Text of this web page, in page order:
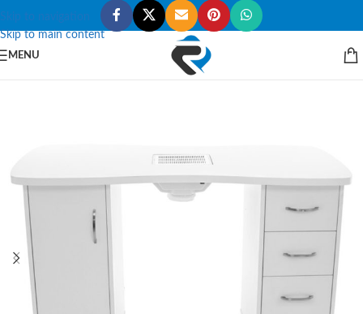
Skip to navigation
Skip to main content
MENU